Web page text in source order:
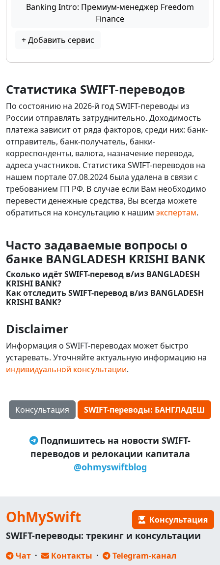
Banking Intro: Премиум-менеджер Freedom
Finance
+ Добавить сервис
Статистика SWIFT-переводов
По состоянию на 2026-й год SWIFT-переводы из
России отправлять затруднительно. Доходимость
платежа зависит от ряда факторов, среди них: банк-
отправитель, банк-получатель, банки-
корреспонденты, валюта, назначение перевода,
адреса участников. Статистика SWIFT-переводов на
нашем портале 07.08.2024 была удалена в связи с
требованием ГП РФ. В случае если Вам необходимо
перевести денежные средства, Вы всегда можете
обратиться на консультацию к нашим экспертам.
Часто задаваемые вопросы о
банке BANGLADESH KRISHI BANK
Сколько идёт SWIFT-перевод в/из BANGLADESH
KRISHI BANK?
Как отследить SWIFT-перевод в/из BANGLADESH
KRISHI BANK?
Disclaimer
Информация о SWIFT-переводах может быстро
устаревать. Уточняйте актуальную информацию на
индивидуальной консультации.
Консультация SWIFT-переводы: БАНГЛАДЕШ
Подпишитесь на новости SWIFT-
переводов и релокации капитала
@ohmyswiftblog
OhMySwift Консультация
SWIFT-переводы: трекинг и консультации
Чат · Контакты · Telegram-канал